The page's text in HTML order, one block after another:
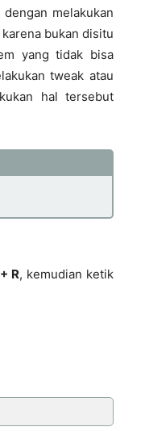
melakukan
bukan disitu
yang tidak bisa
tweak atau
hal tersebut
R, kemudian ketik